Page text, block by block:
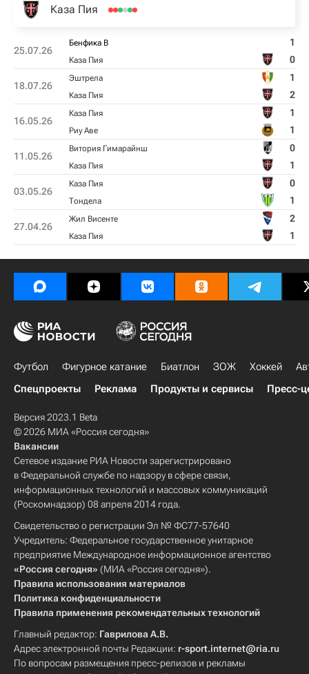
Каза Пия
25.07.26
Бенфика B 1
Каза Пия 0
18.07.26
Эштрела 1
Каза Пия 2
16.05.26
Каза Пия 1
Риу Аве 1
11.05.26
Витория Гимарайнш 0
Каза Пия 1
03.05.26
Каза Пия 0
Тондела 1
27.04.26
Жил Висенте 2
Каза Пия 1
Футбол Фигурное катание Биатлон ЗОЖ Хоккей
Спецпроекты
Реклама Продукты и сервисы Пресс-
Версия 2023.1 Beta
© 2026 МИА «Россия сегодня»
Вакансии
Сетевое издание РИА Новости зарегистрировано
в Федеральной службе по надзору в сфере связи,
информационных технологий и массовых коммуникаций
(Роскомнадзор) 08 апреля 2014 года.
Свидетельство о регистрации Эл № ФС77-57640
Учредитель: Федеральное государственное унитарное
предприятие Международное информационное агентство
«Россия сегодня» (МИА «Россия сегодня»).
Правила использования материалов
Политика конфиденциальности
Правила применения рекомендательных технологий
Главный редактор: Гаврилова А.В.
Адрес электронной почты Редакции: r-sport.internet@ria.ru
По вопросам размещения пресс-релизов и рекламы